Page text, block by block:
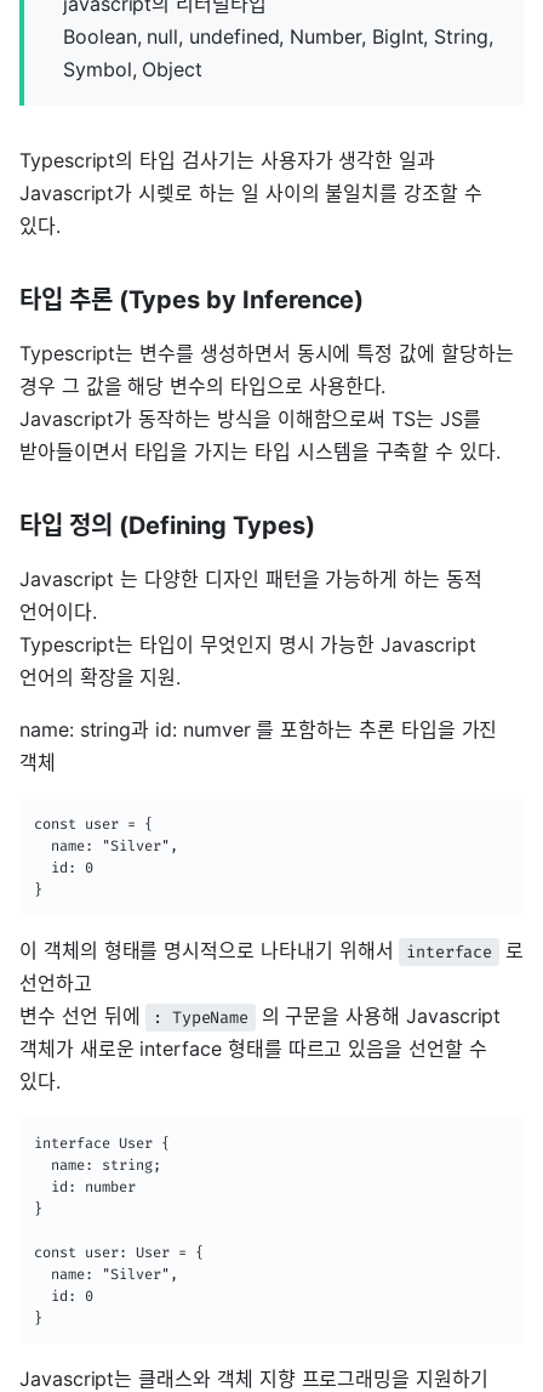
Boolean, null, undefined, Number, BigInt, String,
Symbol, Object
Typescript의 타입 검사기는 사용자가 생각한 일과
Javascript가 시렞로 하는 일 사이의 불일치를 강조할 수
있다.
타입 추론 (Types by Inference)
Typescript는 변수를 생성하면서 동시에 특정 값에 할당하는
경우 그 값을 해당 변수의 타입으로 사용한다.
Javascript가 동작하는 방식을 이해함으로써 TS는 JS를
받아들이면서 타입을 가지는 타입 시스템을 구축할 수 있다.
타입 정의 (Defining Types)
Javascript 는 다양한 디자인 패턴을 가능하게 하는 동적
언어이다.
Typescript는 타입이 무엇인지 명시 가능한 Javascript
언어의 확장을 지원.
name: string과 id: numver 를 포함하는 추론 타입을 가진
객체
const user = {
  name: "Silver",
  id: 0
}
이 객체의 형태를 명시적으로 나타내기 위해서 interface
로
선언하고
변수 선언 뒤에
: TypeName
의 구문을 사용해 Javascript
객체가 새로운 interface 형태를 따르고 있음을 선언할 수
있다.
interface User {
  name: string;
  id: number
}
const user: User = {
  name: "Silver",
  id: 0
}
Javascript는 클래스와 객체 지향 프로그래밍을 지원하기